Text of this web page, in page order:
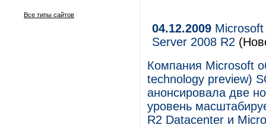
Все типы сайтов
04.12.2009
Server 2008 R2
Компания Microsoft
technology preview)
анонсировала две
уровень
R2 Datacenter и